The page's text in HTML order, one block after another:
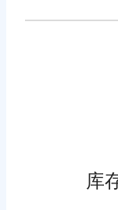
购量，
供应链
系统会
库